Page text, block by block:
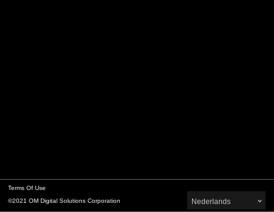
Terms Of Use
©2021 OM Digital Solutions Corporation
Nederlands